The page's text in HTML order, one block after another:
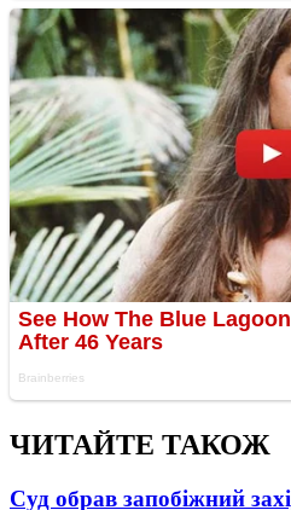
ЧИТАЙТЕ ТАКОЖ
Суд обрав запобіжний